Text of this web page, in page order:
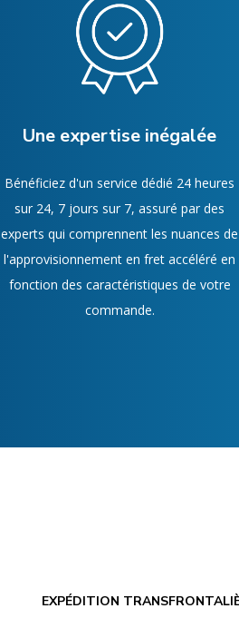
Une expertise inégalée
Bénéficiez d'un service dédié 24 heures
sur 24, 7 jours sur 7, assuré par des
experts qui comprennent les nuances de
l'approvisionnement en fret accéléré en
fonction des caractéristiques de votre
commande.
EXPÉDITION